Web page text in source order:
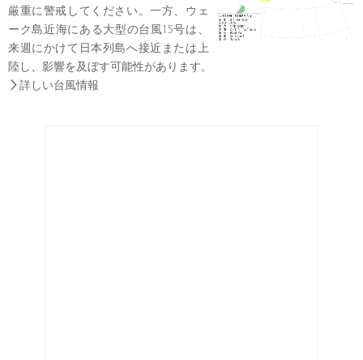
厳重に警戒してください。一方、ウェ
ーク島近海にある大型の台風15号は、
来週にかけて日本列島へ接近または上
陸し、影響を及ぼす可能性があります。
 詳しい台風情報